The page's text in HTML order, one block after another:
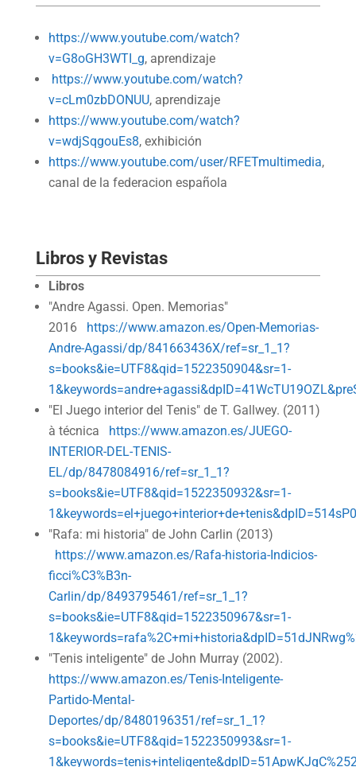
https://www.youtube.com/watch?
v=G8oGH3WTI_g, aprendizaje
https://www.youtube.com/watch?
v=cLm0zbDONUU, aprendizaje
https://www.youtube.com/watch?
v=wdjSqgouEs8, exhibición
https://www.youtube.com/user/RFETmultimedia,
canal de la federacion española
Libros y Revistas
Libros
"Andre Agassi. Open. Memorias"
2016
https://www.amazon.es/Open-Memorias-
Andre-Agassi/dp/841663436X/ref=sr_1_1?
s=books&ie=UTF8&qid=1522350904&sr=1-
"El Juego interior del Tenis" de T. Gallwey. (2011)
à técnica
https://www.amazon.es/JUEGO-
INTERIOR-DEL-TENIS-
EL/dp/8478084916/ref=sr_1_1?
s=books&ie=UTF8&qid=1522350932&sr=1-
"Rafa: mi historia" de John Carlin (2013)
https://www.amazon.es/Rafa-historia-Indicios-
ficci%C3%B3n-
Carlin/dp/8493795461/ref=sr_1_1?
s=books&ie=UTF8&qid=1522350967&sr=1-
"Tenis inteligente" de John Murray (2002).
https://www.amazon.es/Tenis-Inteligente-
Partido-Mental-
Deportes/dp/8480196351/ref=sr_1_1?
s=books&ie=UTF8&qid=1522350993&sr=1-